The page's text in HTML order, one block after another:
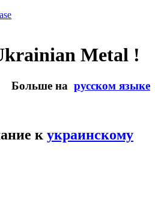
Metal !
Больше на русском языке
к украинскому